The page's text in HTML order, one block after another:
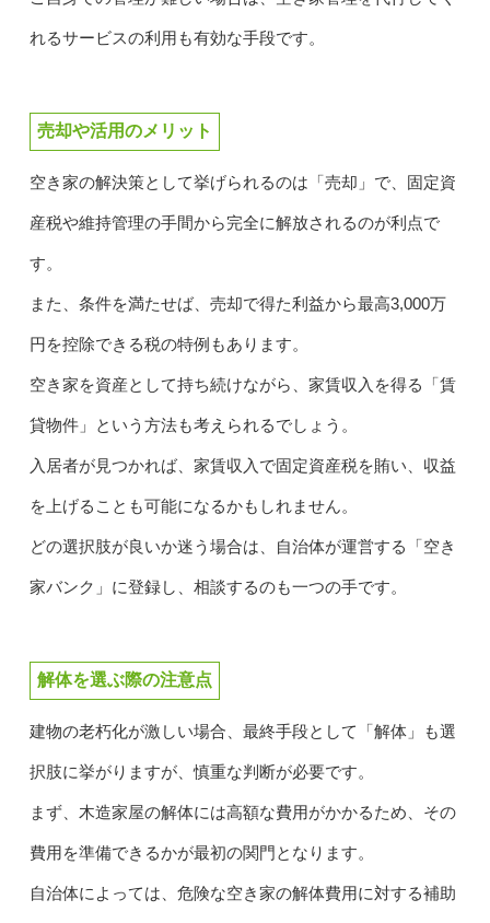
れるサービスの利用も有効な手段です。
売却や活用のメリット
空き家の解決策として挙げられるのは「売却」で、固定資
産税や維持管理の手間から完全に解放されるのが利点で
す。
また、条件を満たせば、売却で得た利益から最高3,000万
円を控除できる税の特例もあります。
空き家を資産として持ち続けながら、家賃収入を得る「賃
貸物件」という方法も考えられるでしょう。
入居者が見つかれば、家賃収入で固定資産税を賄い、収益
を上げることも可能になるかもしれません。
どの選択肢が良いか迷う場合は、自治体が運営する「空き
家バンク」に登録し、相談するのも一つの手です。
解体を選ぶ際の注意点
建物の老朽化が激しい場合、最終手段として「解体」も選
択肢に挙がりますが、慎重な判断が必要です。
まず、木造家屋の解体には高額な費用がかかるため、その
費用を準備できるかが最初の関門となります。
自治体によっては、危険な空き家の解体費用に対する補助